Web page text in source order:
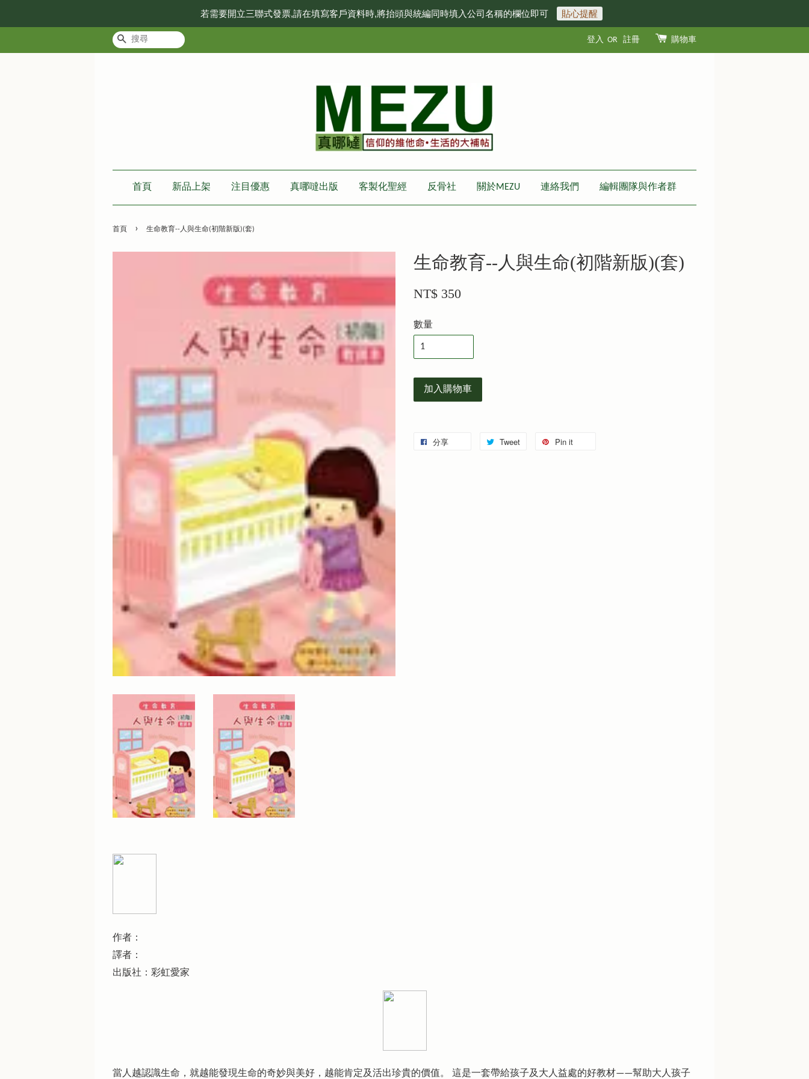
若需要開立三聯式發票,請在填寫客戶資料時,將抬頭與統編同時填入公司名稱的欄位即可 貼心提醒
搜尋 登入 OR 註冊 購物車
首頁 新品上架 注目優惠 真哪噠出版 客製化聖經 反骨社 關於MEZU 連絡我們 編輯團隊與作者群
首頁 › 生命教育--人與生命(初階新版)(套)
生命教育--人與生命(初階新版)(套)
NT$ 350
數量
加入購物車
分享 Tweet Pin it
作者：
譯者：
出版社：彩虹愛家
當人越認識生命，就越能發現生命的奇妙與美好，越能肯定及活出珍貴的價值。 這是一套帶給孩子及大人益處的好教材——幫助大人孩子